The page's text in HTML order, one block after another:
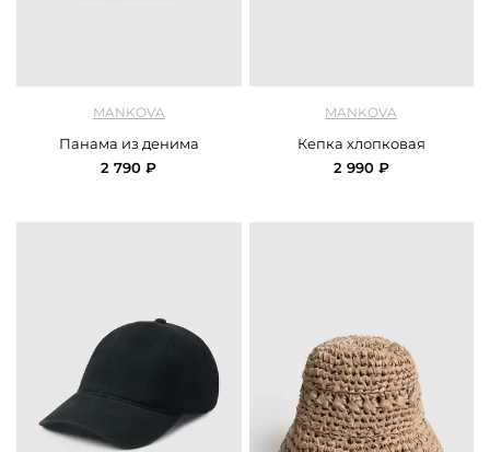
MANKOVA
Панама из денима
2 790 ₽
MANKOVA
Кепка хлопковая
2 990 ₽